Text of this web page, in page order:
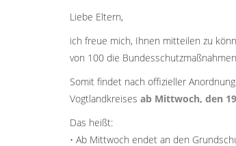
Liebe Eltern,
ich freue mich, Ihnen mitteilen zu
von 100 die
Somit findet nach offizieller
Vogtlandkreises ab Mittwoch, den
Das heißt:
• Ab Mittwoch endet an den